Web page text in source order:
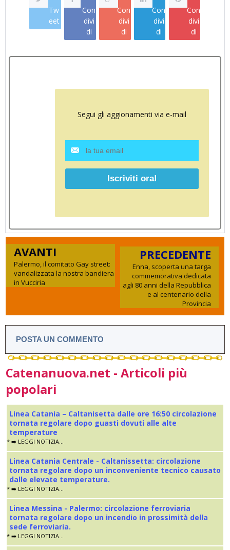
Tw
eet
Con
divi
di
Con
divi
di
Con
divi
di
Con
divi
di
Segui gli aggionamenti via e-mail
AVANTI
Palermo, il comitato Gay street:
vandalizzata la nostra bandiera
in Vucciria
PRECEDENTE
Enna, scoperta una targa
commemorativa dedicata
agli 80 anni della Repubblica
e al centenario della
Provincia
POSTA UN COMMENTO
Catenanuova.net - Articoli più
popolari
Linea Catania – Caltanisetta dalle ore 16:50 circolazione
tornata regolare dopo guasti dovuti alle alte
temperature
* ➡️ LEGGI NOTIZIA...
Linea Catania Centrale - Caltanissetta: circolazione
tornata regolare dopo un inconveniente tecnico causato
dalle elevate temperature.
* ➡️ LEGGI NOTIZIA...
Linea Messina - Palermo: circolazione ferroviaria
tornata regolare dopo un incendio in prossimità della
sede ferroviaria.
* ➡️ LEGGI NOTIZIA...